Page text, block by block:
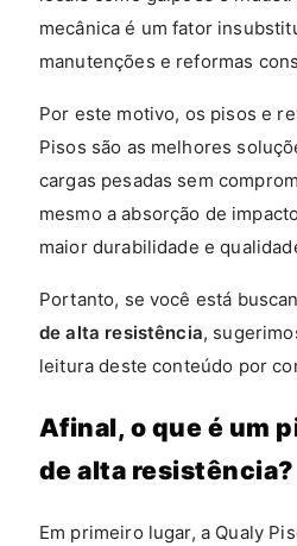
mecânica é um fator
manutenções e reformas
Por este motivo, os pisos e
Pisos são as melhores
cargas pesadas sem
mesmo a absorção de
maior durabilidade e
Portanto, se você está
de alta resistência,
leitura deste conteúdo por
Afinal, o que é um
de alta resistência?
Em primeiro lugar, a Qualy